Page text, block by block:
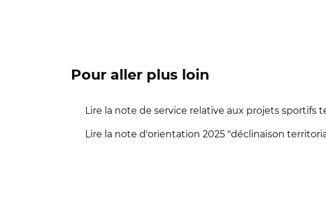
Pour aller plus loin
Lire la note de service relative aux projets sportifs
Lire la note d'orientation 2025 "déclinaison